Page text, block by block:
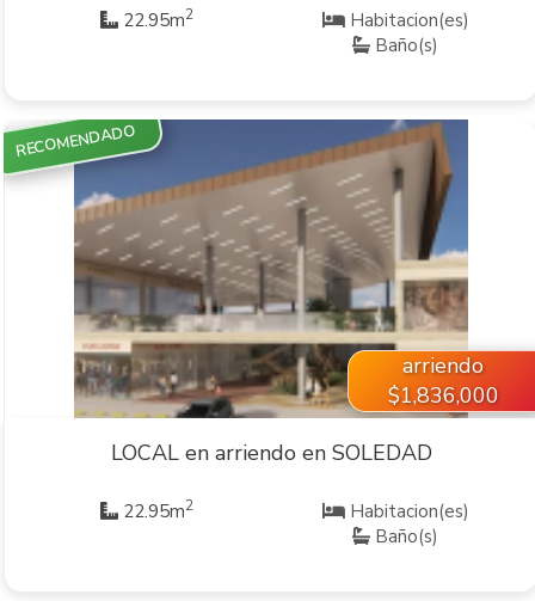
22.95m2
Habitacion(es)
Baño(s)
VER INMUEBLE
RECOMENDADO
arriendo
$1,836,000
LOCAL en arriendo en SOLEDAD
22.95m2
Habitacion(es)
Baño(s)